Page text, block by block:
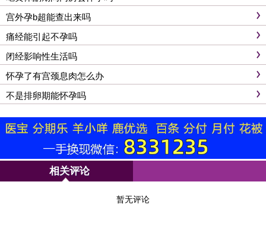
宫外孕b超能查出来吗
痛经能引起不孕吗
闭经影响性生活吗
怀孕了有宫颈息肉怎么办
不是排卵期能怀孕吗
相关评论
暂无评论